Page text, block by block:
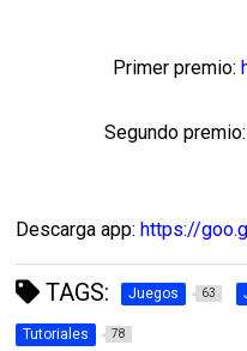
Primer premio:
Segundo premio:
Descarga app:https://
TAGS: Juegos 63
Tutoriales 78